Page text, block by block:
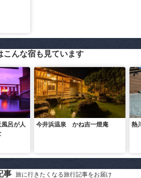
こんな宿も見ています
呂が人
今井浜温泉 かね吉一燈庵 熱
事 旅に行きたくなる旅行記事をお届け